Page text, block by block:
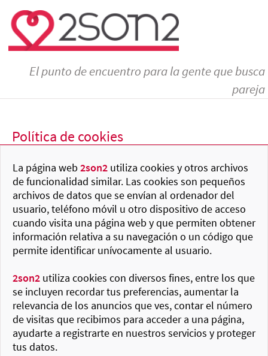
El punto de encuentro para la gente que busca
pareja
Política de cookies
La página web2son2 utiliza cookies y otros archivos
de funcionalidad similar. Las cookies son pequeños
archivos de datos que se envían al ordenador del
usuario, teléfono móvil u otro dispositivo de acceso
cuando visita una página web y que permiten obtener
información relativa a su navegación o un código que
permite identificar unívocamente al usuario.
2son2 utiliza cookies con diversos fines, entre los que
se incluyen recordar tus preferencias, aumentar la
relevancia de los anuncios que ves, contar el número
de visitas que recibimos para acceder a una página,
ayudarte a registrarte en nuestros servicios y proteger
tus datos.